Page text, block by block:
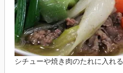
シチューや焼き肉のたれに入れ